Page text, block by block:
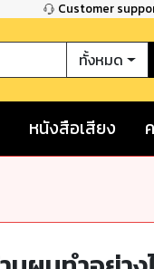
Customer
ทั้งหมด
หนังสือเสียง